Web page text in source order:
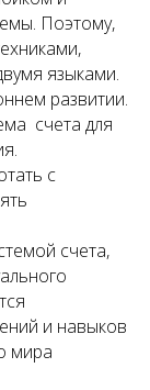
Поэтому,
языками.
развитии.
счета для
с
счета,
и навыков
мира